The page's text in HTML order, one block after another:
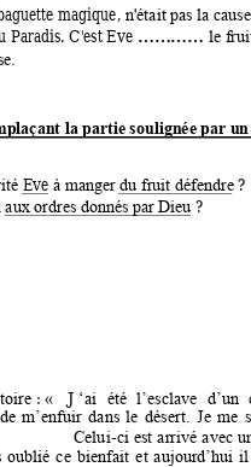
uette magique, n'était pas la
Paradis. C'est Eve ………… le fru
la partie soulignée par
Eve à manger du fruit défendre ?
aux ordres donnés par Dieu ?
: « J ‘ai été l’esclave d’un
de m’enfuir dans le désert. Je me
    C
elui-ci est arrivé avec
oublié ce bienfait et aujourd’hui